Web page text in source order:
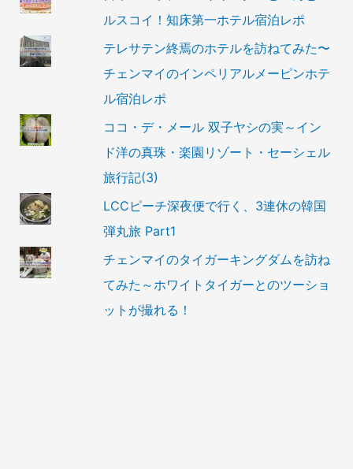
ルスコイ！知床第一ホテル宿泊レポ
テレサテン終焉のホテルを訪ねてみた〜
チェンマイのインペリアルメーピンホテ
ル宿泊レポ
ココ・デ・メール 双子ヤシの実～イン
ド洋の真珠・楽園リゾート・セーシェル
旅行記(3)
LCCピーチ深夜便で行く、3連休の韓国
弾丸旅 Part1
チェンマイのタイガーキングダムを訪ね
てみた～ホワイトタイガーとのツーショ
ットが撮れる！